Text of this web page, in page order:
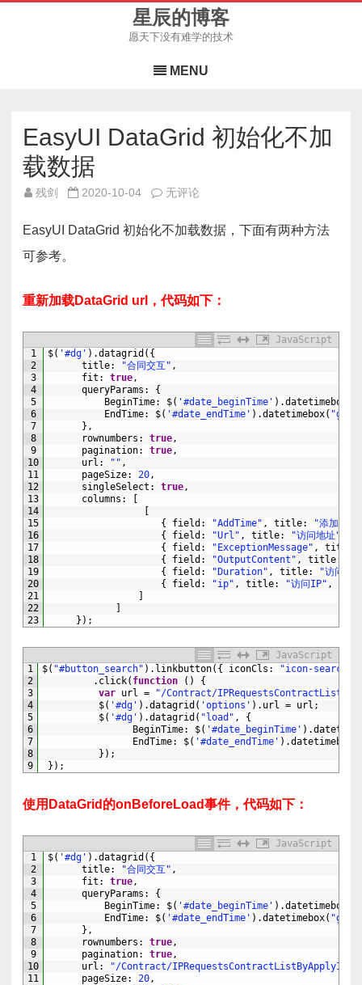
星辰的博客
愿天下没有难学的技术
to
content
MENU
EasyUI DataGrid 初始化不加
载数据
残剑 2020-10-04
EasyUI
始
化
据
无评论
EasyUI DataGrid 初始化不加载数据，下面有两种方法
可参考。
重新加载DataGrid url，代码如下：
JavaScript
1
2
3
4
5
6
7
8
9
10
11
12
13
14
15
16
17
18
19
20
21
22
23
$( '#dg' ) .datagrid ( {
title: "合同交互" ,
fit : true,
queryParams :
{
BeginTime: $( '#date_beginTime' ) .datetimebox
EndTime: $( '#date_endTime' ) .datetimebox(
} ,
rownumbers : true,
pagination: true,
url : "" ,
pageSize: 20,
singleSelect : true,
columns :
{
field : "AddTime" , title:
"添加时间
{
field : "Url" , title: "访问地址"
{
field : "ExceptionMessage" , title
{
field : "OutputContent" , title:
{
field : "Duration" , title:
"访问耗
{
field : "ip" , title: "访问IP" ,
} ) ;
JavaScript
1
2
3
4
5
6
7
8
9
$( "#button_search" ) . linkbutton( { iconCls : "icon-search"
. click( function ( )
{
var url =
"/Contract/
$( '#dg' ) .datagrid ( 'options' ) . url = url ;
$( '#dg' ) .datagrid ( "load" ,
{
BeginTime: $( '#date_beginTime' ) .
EndTime: $( '#date_endTime' ) .datetimebox
} ) ;
} ) ;
使用DataGrid的onBeforeLoad事件，代码如下：
JavaScript
1
2
3
4
5
6
7
8
9
10
11
$( '#dg' ) .datagrid ( {
title: "合同交互" ,
fit : true,
queryParams :
{
BeginTime: $( '#date_beginTime' ) .datetimebox
EndTime: $( '#date_endTime' ) .datetimebox(
} ,
rownumbers : true,
pagination: true,
url : "/Contract/IPRequestsContractListByApplyId"
pageSize: 20,